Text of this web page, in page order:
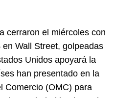
cerraron el miércoles con
Wall Street, golpeadas
Unidos apoyará la
han presentado en la
Comercio (OMC) para